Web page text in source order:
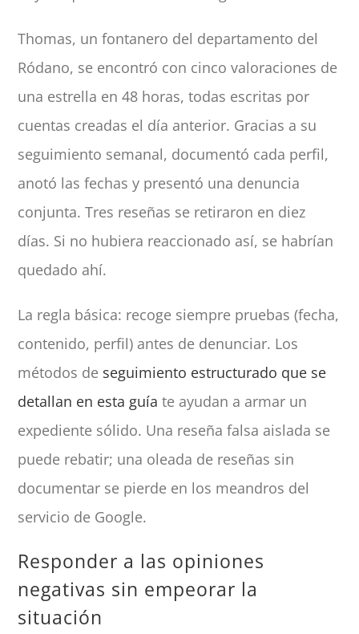
Thomas, un fontanero del departamento del
Ródano, se encontró con cinco valoraciones de
una estrella en 48 horas, todas escritas por
cuentas creadas el día anterior. Gracias a su
seguimiento semanal, documentó cada perfil,
anotó las fechas y presentó una denuncia
conjunta. Tres reseñas se retiraron en diez
días. Si no hubiera reaccionado así, se habrían
quedado ahí.
La regla básica: recoge siempre pruebas (fecha,
contenido, perfil) antes de denunciar. Los
métodos de seguimiento estructurado que se
detallan en esta guía te ayudan a armar un
expediente sólido. Una reseña falsa aislada se
puede rebatir; una oleada de reseñas sin
documentar se pierde en los meandros del
servicio de Google.
Responder a las opiniones
negativas sin empeorar la
situación